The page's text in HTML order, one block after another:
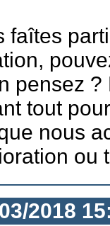
faîtes
pensez
tout
nous
ou
2018